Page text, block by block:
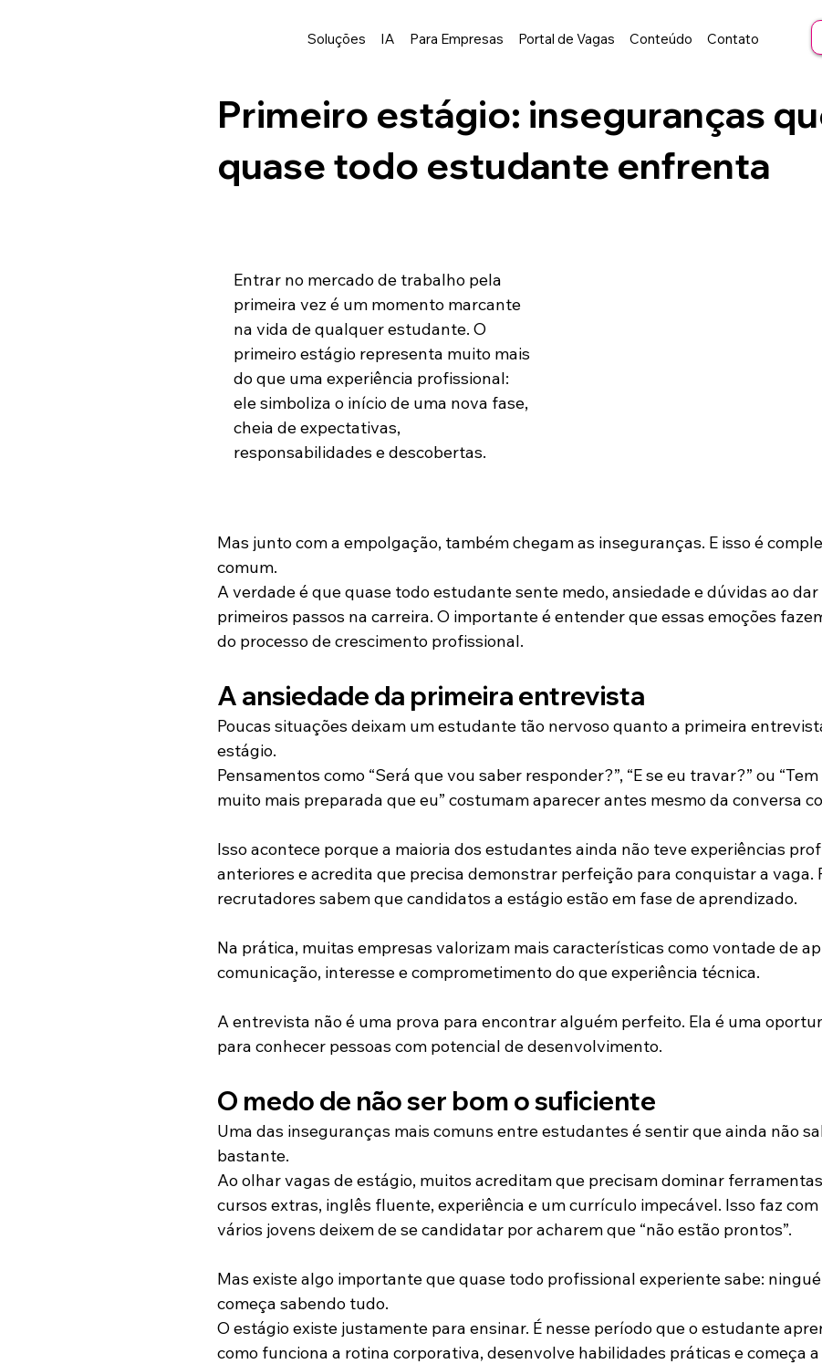
Soluções IA Para Empresas Portal de Vagas Conteúdo Contato
Primeiro estágio: inseguranças
quase todo estudante enfrenta
Entrar no mercado de trabalho pela
primeira vez é um momento marcante
na vida de qualquer estudante. O
primeiro estágio representa muito mais
do que uma experiência profissional:
ele simboliza o início de uma nova fase,
cheia de expectativas,
responsabilidades e descobertas.
Mas junto com a empolgação, também chegam as inseguranças. E isso é
comum.
A verdade é que quase todo estudante sente medo, ansiedade e dúvidas ao dar
primeiros passos na carreira. O importante é entender que essas emoções
do processo de crescimento profissional.
A ansiedade da primeira entrevista
Poucas situações deixam um estudante tão nervoso quanto a primeira
estágio.
Pensamentos como “Será que vou saber responder?”, “E se eu travar?” ou
muito mais preparada que eu” costumam aparecer antes mesmo da conversa
Isso acontece porque a maioria dos estudantes ainda não teve experiências
anteriores e acredita que precisa demonstrar perfeição para conquistar a vaga.
recrutadores sabem que candidatos a estágio estão em fase de aprendizado.
Na prática, muitas empresas valorizam mais características como vontade de
comunicação, interesse e comprometimento do que experiência técnica.
A entrevista não é uma prova para encontrar alguém perfeito. Ela é uma
para conhecer pessoas com potencial de desenvolvimento.
O medo de não ser bom o suficiente
Uma das inseguranças mais comuns entre estudantes é sentir que ainda não
bastante.
Ao olhar vagas de estágio, muitos acreditam que precisam dominar
cursos extras, inglês fluente, experiência e um currículo impecável. Isso faz
vários jovens deixem de se candidatar por acharem que “não estão prontos”.
Mas existe algo importante que quase todo profissional experiente sabe:
começa sabendo tudo.
O estágio existe justamente para ensinar. É nesse período que o estudante
como funciona a rotina corporativa, desenvolve habilidades práticas e começa a